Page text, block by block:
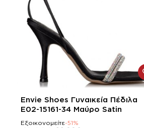
-51%
Envie Shoes Γυναικεία Πέδιλα
E02-15161-34 Μαύρο Satin
Εξοικονομείτε-51%